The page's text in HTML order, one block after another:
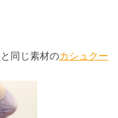
と同じ素材のカシュクー